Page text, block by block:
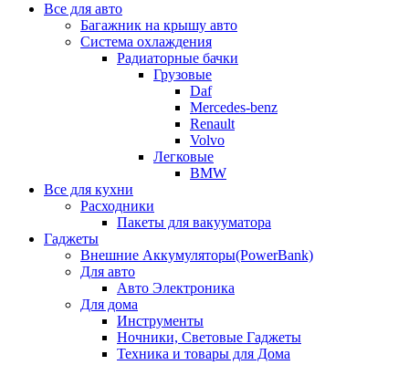
Все для авто
Багажник на крышу авто
Система охлаждения
Радиаторные бачки
Грузовые
Daf
Mercedes-benz
Renault
Volvo
Легковые
BMW
Все для кухни
Расходники
Пакеты для вакууматора
Гаджеты
Внешние Аккумуляторы(PowerBank)
Для авто
Авто Электроника
Для дома
Инструменты
Ночники, Световые Гаджеты
Техника и товары для Дома